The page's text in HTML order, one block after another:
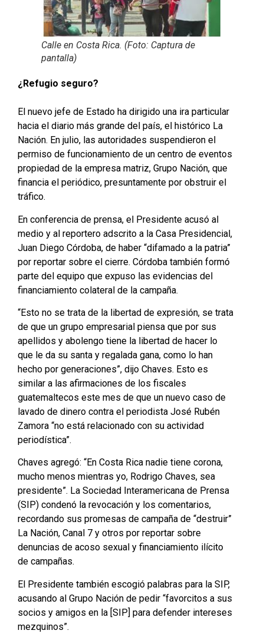
Calle en Costa Rica. (Foto: Captura de
pantalla)
¿Refugio seguro?
El nuevo jefe de Estado ha dirigido una ira particular
hacia el diario más grande del país, el histórico La
Nación. En julio, las autoridades suspendieron el
permiso de funcionamiento de un centro de eventos
propiedad de la empresa matriz, Grupo Nación, que
financia el periódico, presuntamente por obstruir el
tráfico.
En conferencia de prensa, el Presidente acusó al
medio y al reportero adscrito a la Casa Presidencial,
Juan Diego Córdoba, de haber “difamado a la patria”
por reportar sobre el cierre. Córdoba también formó
parte del equipo que expuso las evidencias del
financiamiento colateral de la campaña.
“Esto no se trata de la libertad de expresión, se trata
de que un grupo empresarial piensa que por sus
apellidos y abolengo tiene la libertad de hacer lo
que le da su santa y regalada gana, como lo han
hecho por generaciones”, dijo Chaves. Esto es
similar a las afirmaciones de los fiscales
guatemaltecos este mes de que un nuevo caso de
lavado de dinero contra el periodista José Rubén
Zamora “no está relacionado con su actividad
periodística”.
Chaves agregó: “En Costa Rica nadie tiene corona,
mucho menos mientras yo, Rodrigo Chaves, sea
presidente”. La Sociedad Interamericana de Prensa
(SIP) condenó la revocación y los comentarios,
recordando sus promesas de campaña de “destruir”
La Nación, Canal 7 y otros por reportar sobre
denuncias de acoso sexual y financiamiento ilícito
de campañas.
El Presidente también escogió palabras para la SIP,
acusando al Grupo Nación de pedir “favorcitos a sus
socios y amigos en la [SIP] para defender intereses
mezquinos”.